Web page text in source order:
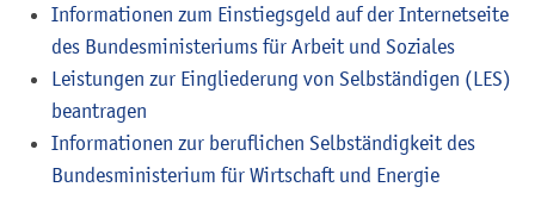
Informationen zum Einstiegsgeld auf der Internetseite
des Bundesministeriums für Arbeit und Soziales
Leistungen zur Eingliederung von Selbständigen (LES)
beantragen
Informationen zur beruflichen Selbständigkeit des
Bundesministerium für Wirtschaft und Energie